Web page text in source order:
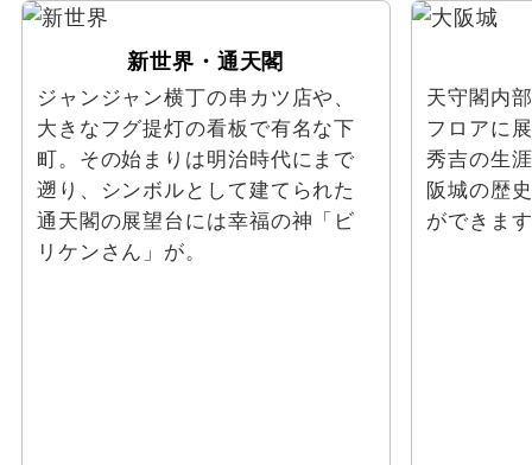
新世界・通天閣
ジャンジャン横丁の串カツ店や、
大きなフグ提灯の看板で有名な下
町。その始まりは明治時代にまで
遡り、シンボルとして建てられた
通天閣の展望台には幸福の神「ビ
リケンさん」が。
天守閣内
フロアに
秀吉の生
阪城の歴
ができま